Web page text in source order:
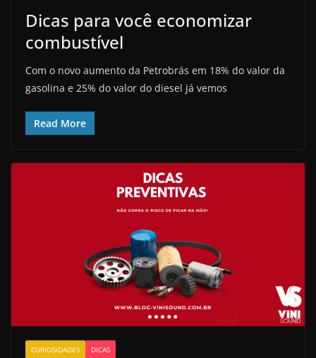
Dicas para você economizar
combustível
Com o novo aumento da Petrobrás em 18% do valor da
gasolina e 25% do valor do diesel já vemos
Read More
CURIOSIDADES DICAS